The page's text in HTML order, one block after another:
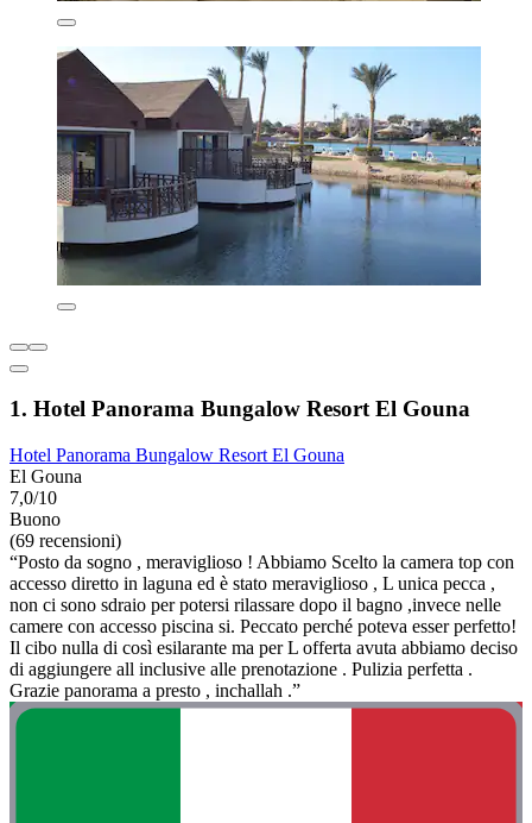
1. Hotel Panorama Bungalow Resort El Gouna
Hotel Panorama Bungalow Resort El Gouna
El Gouna
7,0/10
Buono
(69 recensioni)
“Posto da sogno , meraviglioso ! Abbiamo Scelto la camera top con
accesso diretto in laguna ed è stato meraviglioso , L unica pecca ,
non ci sono sdraio per potersi rilassare dopo il bagno ,invece nelle
camere con accesso piscina si. Peccato perché poteva esser perfetto!
Il cibo nulla di così esilarante ma per L offerta avuta abbiamo deciso
di aggiungere all inclusive alle prenotazione . Pulizia perfetta .
Grazie panorama a presto , inchallah .”